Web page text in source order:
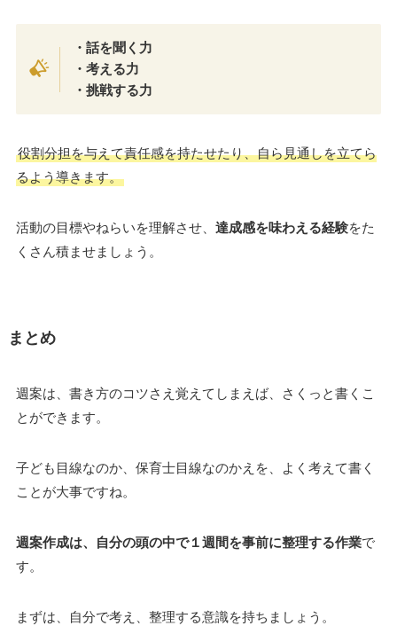
・話を聞く力
・考える力
・挑戦する力
役割分担を与えて責任感を持たせたり、自ら見通しを立てら
るよう導きます。
活動の目標やねらいを理解させ、 達成感を味わえる経験をた
くさん積ませましょう。
まとめ
週案は、書き方のコツさえ覚えてしまえば、さくっと書くこ
とができます。
子ども目線なのか、保育士目線なのかえを、よく考えて書く
ことが大事ですね。
週案作成は、自分の頭の中で１週間を事前に整理する作業で
す。
まずは、自分で考え、整理する意識を持ちましょう。